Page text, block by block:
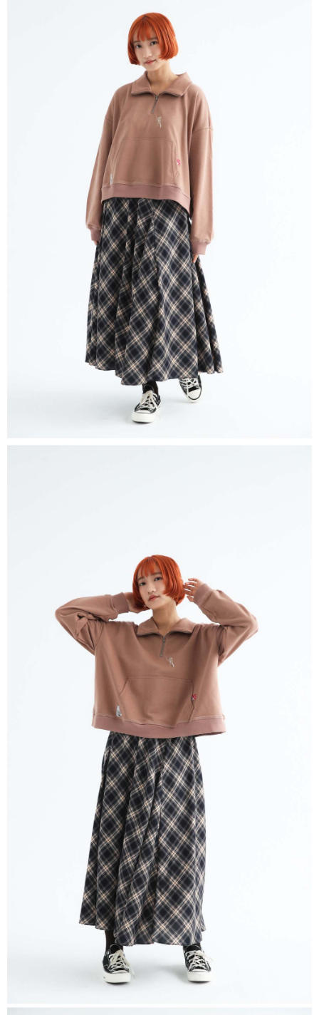
１．於結帳方式選擇「AFTEE先享後付」後，將跳轉至「AFTEE先享後付」
結帳頁面，進行簡訊認證並確認金額後，即可完成結帳。
２．訂單成立數日內，您將收到繳費通知簡訊。
３．收到繳費通知簡訊後14天內，點擊此簡訊中的連結，可透過四大超商／
ATM／網路銀行／等多元方式進行付款，方視為交易完成。
※ 請注意：結帳手續完成當下不需立刻繳費，但若您需要取消訂單，請聯絡
購買商品的店家。未經商家同意取消之訂單仍視為有效，需透過AFTEE先享
※ 交易是否成功請以「AFTEE先享後付 」之結帳頁面顯示為準，若有關於
是否繳費成功／繳費後需取消欲退款等相關疑問，請聯繫「AFTEE先享後付
https://netprotections.freshdesk.com/support/home
１．透過由恩沛科技股份有限公司提供之「AFTEE先享後付」服務完成之交
易，需依本服務之必要範圍內提供個人資料，並將交易相關給付款項請求債
權轉讓予恩沛科技股份有限公司。
２．關於個人資料處理事宜，請瀏覽以下網址：
https://aftee.tw/terms/#terms3
３．未成年的使用者請事先徵得法定代理人或監護人之同意方可使用
「AFTEE先享後付」，若未經同意申辦者引起之損失，本公司不負相關責
４．使用「AFTEE先享後付」時，將依據個別帳號之用戶狀況，依本公司即
時審查核予不同之上限額度；若仍有額度不足之情形，本公司將視審查結果
請求用戶進行身份認證。
５．嚴禁一人註冊多個帳號或使用他人資訊註冊。若發現惡意使用之情形，
恩沛科技股份有限公司將有權停止該用戶之使用額度並採取法律行動。
每筆NT$80，滿NT$1,200(含以上)免運費
每筆NT$80，滿NT$1,200(含以上)免運費